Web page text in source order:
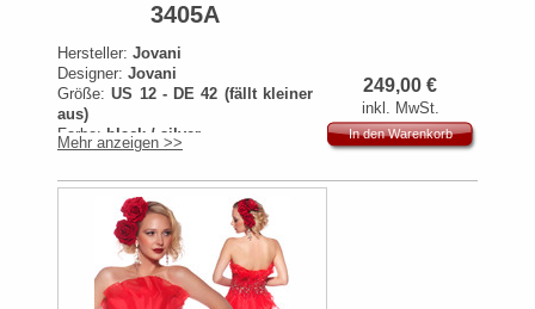
249,00 €
inkl. MwSt.
In den Warenkorb
3405A
Hersteller: Jovani
Designer: Jovani
Größe:US 12 - DE 42 (fällt kleiner
aus)
Farbe: black / silver
Artikelnummer:3405A
Mehr anzeigen >>